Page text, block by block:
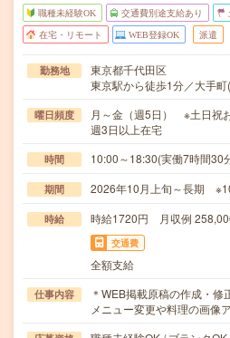
職種未経験OK 交通費別途支給あり
在宅・リモート WEB登録OK 派遣
勤務地
東京都千代田区
東京駅から徒歩1分／大手
曜日頻度
月～金（週5日） ※土日祝
週3日以上在宅
時間 10:00～18:30(実働7時間
期間 2026年10月上旬～長期
時給 時給1720円 月収例
交通費
全額支給
仕事内容
＊WEB掲載原稿の作成・
メニュー変更や料理の画像